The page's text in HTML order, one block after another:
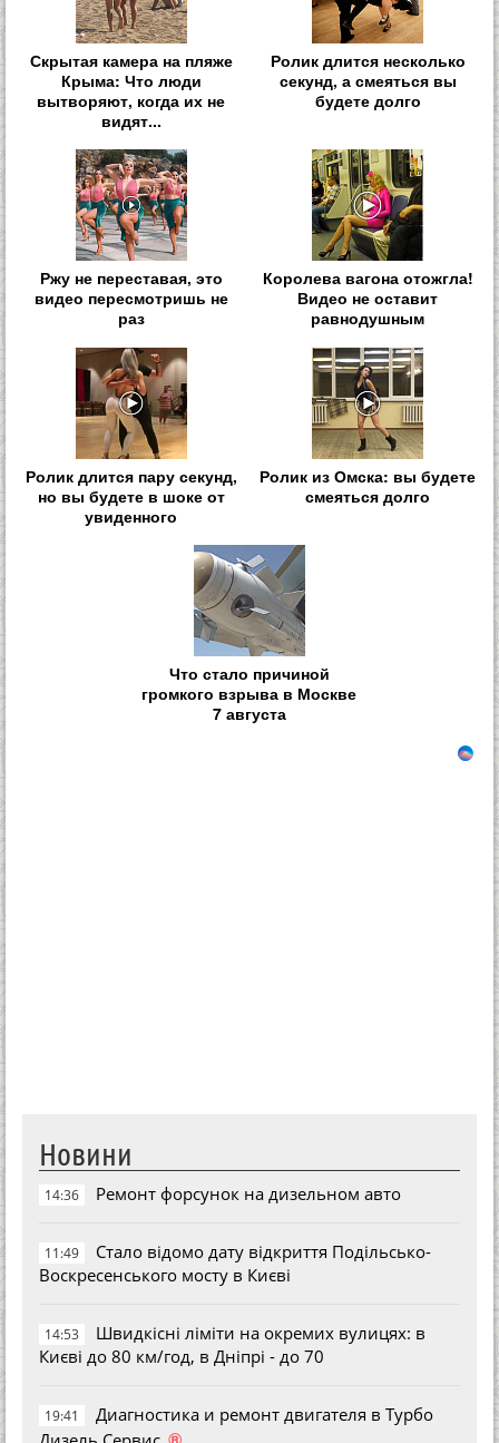
Скрытая камера на пляже
Крыма: Что люди
вытворяют, когда их не
видят...
Ролик длится несколько
секунд, а смеяться вы
будете долго
Ржу не переставая, это
видео пересмотришь не
раз
Королева вагона отожгла!
Видео не оставит
равнодушным
Ролик длится пару секунд,
но вы будете в шоке от
увиденного
Ролик из Омска: вы будете
смеяться долго
Что стало причиной
громкого взрыва в Москве
7 августа
Новини
14:36 Ремонт форсунок на дизельном авто
11:49
Стало відомо дату відкриття Подільсько-
Воскресенського мосту в Києві
14:53
Швидкісні ліміти на окремих вулицях: в
Києві до 80 км/год, в Дніпрі - до 70
19:41
Диагностика и ремонт двигателя в Турбо